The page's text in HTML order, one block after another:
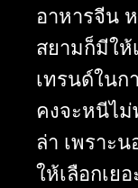
อาหารจีน
สยามก็มีให้
เทรนด์ในก
คงจะหนีไ
ล่า เพราะ
ให้เลือกเย